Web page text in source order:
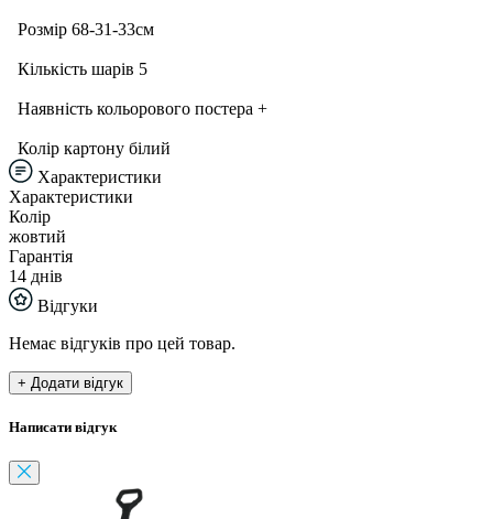
Розмір 68-31-33см
Кількість шарів 5
Наявність кольорового постера +
Колір картону білий
Характеристики
Характеристики
Колір
жовтий
Гарантія
14 днів
Відгуки
Немає відгуків про цей товар.
+ Додати відгук
Написати відгук